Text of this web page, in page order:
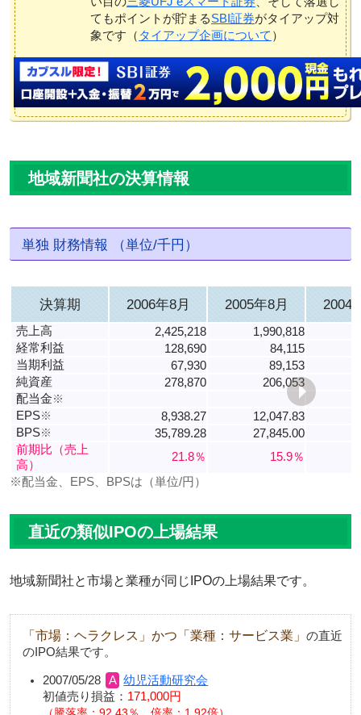
てもポイントが貯まるSBI証券がタイアップ対
象です（ タイアップ企画について ）
地域新聞社の決算情報
単独 財務情報 （単位/千円）
決算期 2006年8月 2005年8月 2004
売上高 2,425,218 1,990,818
経常利益
128,690
84,115
当期利益
67,930
89,153
純資産
278,870
206,053
配当金※
EPS※ 8,938.27 12,047.83
BPS※ 35,789.28 27,845.00
前期比（売上
高）
21.8％
15.9％
※配当金、EPS、BPSは（単位/円）
直近の類似IPOの上場結果
地域新聞社と市場と業種が同じIPOの上場結果です。
「市場：ヘラクレス」かつ「業種：サービス業」 の直近
のIPO結果です。
2007/05/28
幼児活動研究会
初値売り損益： 171,000円
騰落率：92.43％、倍率：1.92倍